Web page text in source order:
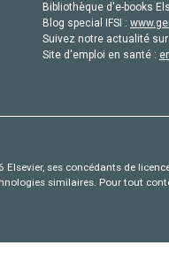
Bibliothèque d'e-books
Blog special IFSI :
Suivez notre actualité
Site d'emploi en santé :
ses concédants de
similaires. Pour tout